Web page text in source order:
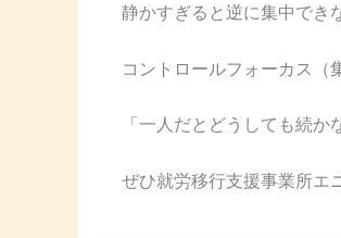
静かすぎると逆に集中でき
コントロールフォーカス（
「一人だとどうしても続
ぜひ就労移行支援事業所エ